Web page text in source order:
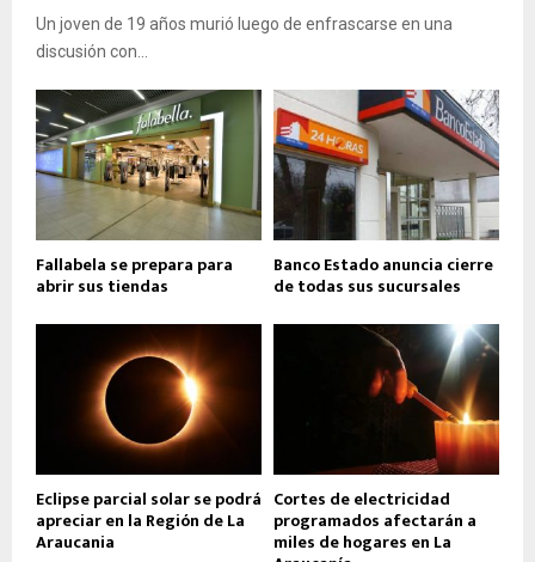
Un joven de 19 años murió luego de enfrascarse en una
discusión con...
Fallabela se prepara para
abrir sus tiendas
Banco Estado anuncia cierre
de todas sus sucursales
Eclipse parcial solar se podrá
apreciar en la Región de La
Araucania
Cortes de electricidad
programados afectarán a
miles de hogares en La